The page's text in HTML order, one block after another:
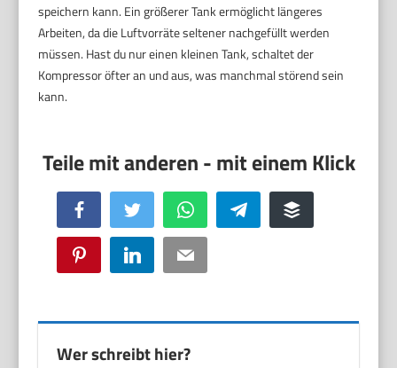
speichern kann. Ein größerer Tank ermöglicht längeres
Arbeiten, da die Luftvorräte seltener nachgefüllt werden
müssen. Hast du nur einen kleinen Tank, schaltet der
Kompressor öfter an und aus, was manchmal störend sein
kann.
Facebook Twitter WhatsApp Telegram Buffer
Pinterest LinkedIn Email
Wer schreibt hier?